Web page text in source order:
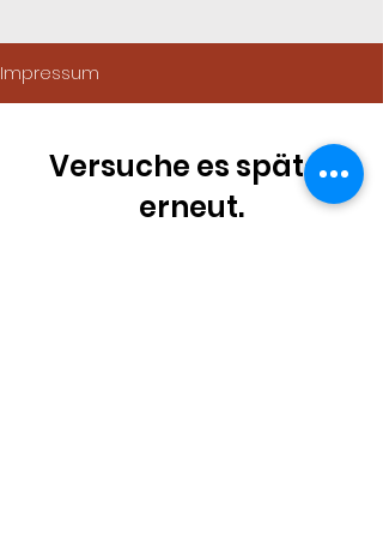
Impressum
Versuche es später
erneut.